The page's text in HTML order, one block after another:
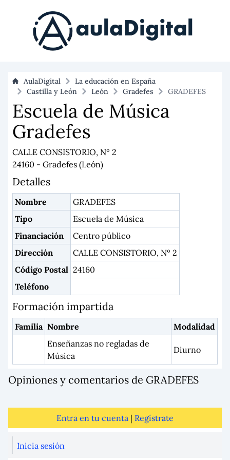
AulaDigital
La educación en España
Castilla y León
León Gradefes GRADEFES
Escuela de Música
Gradefes
CALLE CONSISTORIO, Nº 2
24160 - Gradefes (León)
Detalles
Nombre
GRADEFES
Tipo
Escuela de Música
Financiación
Centro público
Dirección
CALLE CONSISTORIO, Nº 2
Código Postal 24160
Teléfono
Formación impartida
Familia Nombre
Modalidad
Enseñanzas no regladas de
Música
Diurno
Opiniones y comentarios de GRADEFES
Entra en tu cuenta | Regístrate
Inicia sesión